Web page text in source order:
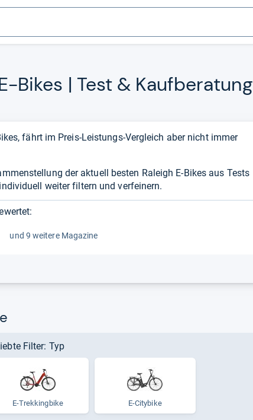
​Bikes | Test & Kauf­be­ra­tung
fährt im Preis-Leistungs-Vergleich aber nicht immer
der aktuell besten Raleigh E-Bikes aus Tests
weiter filtern und verfeinern.
und 9 weitere Magazine
Filter: Typ
E-​Trek­king­bike E-Citybike